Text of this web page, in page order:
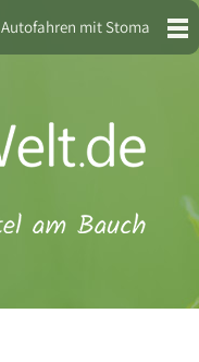
Autofahren mit Stoma